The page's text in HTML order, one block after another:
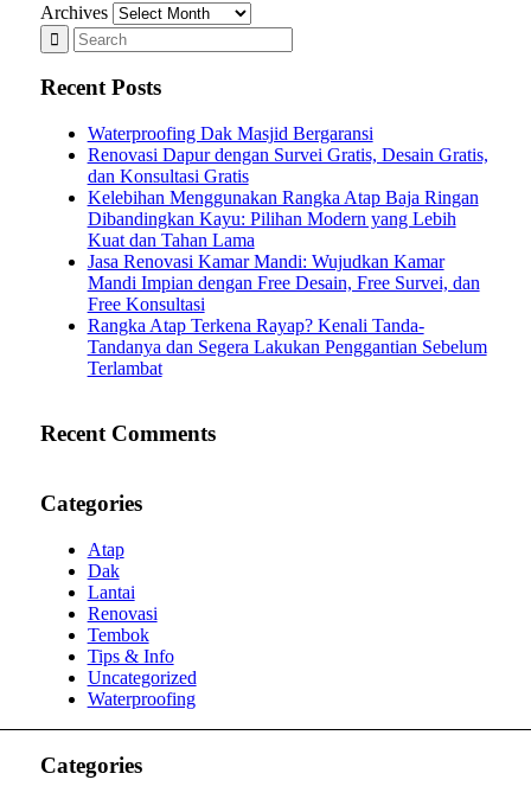
Archives
Recent Posts
Waterproofing Dak Masjid Bergaransi
Renovasi Dapur dengan Survei Gratis, Desain Gratis,
dan Konsultasi Gratis
Kelebihan Menggunakan Rangka Atap Baja Ringan
Dibandingkan Kayu: Pilihan Modern yang Lebih
Kuat dan Tahan Lama
Jasa Renovasi Kamar Mandi: Wujudkan Kamar
Mandi Impian dengan Free Desain, Free Survei, dan
Free Konsultasi
Rangka Atap Terkena Rayap? Kenali Tanda-
Tandanya dan Segera Lakukan Penggantian Sebelum
Terlambat
Recent Comments
Categories
Atap
Dak
Lantai
Renovasi
Tembok
Tips & Info
Uncategorized
Waterproofing
Categories